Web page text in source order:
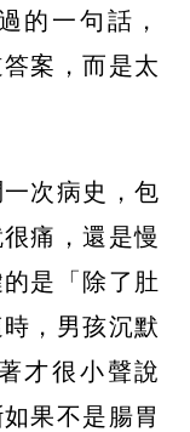
的一句話，
案，而是太
次病史，包
痛，還是慢
是「除了肚
，男孩沉默
才很小聲說
果不是腸胃